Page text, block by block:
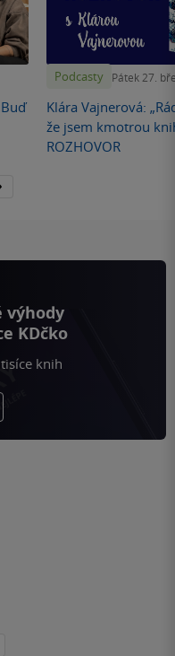
Podcasty Pátek 27.
Klára Vajnerová:
že jsem kmotrou
ROZHOVOR
výhody
KDčko
knih